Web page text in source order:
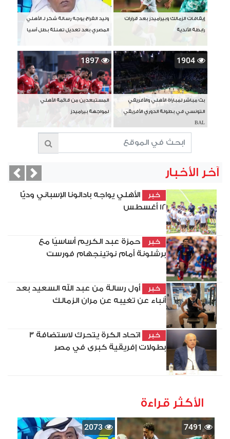
إيقافات الزمالك وبيراميدز بعد قرارات
رابطة الأندية
وليد الفراج يوجه رسالة شكر لـ الأهلي
المصري بعد تعديل تهنئة بطل آسيا
1904
بث مباشر لمباراة الأهلي والأفريقي
التونسي في بطولة الدوري الأفريقي
BAL
1897
المستبعدين من قائمة الأهلي
لمواجهة بيراميدز
آخر الأخبار
خبر
الأهلي يواجه بادالونا الإسباني وديًّا
12 أغسطس
خبر
حمزة عبد الكريم أساسيًا مع
برشلونة أمام نوتينجهام فورست
خبر
أول رسالة من عبد الله السعيد بعد
أنباء عن تغيبه عن مران الزمالك
خبر
اتحاد الكرة يتحرك لاستضافة 3
بطولات إفريقية كبرى في مصر
Next
الأكثر قراءة
7491
2073